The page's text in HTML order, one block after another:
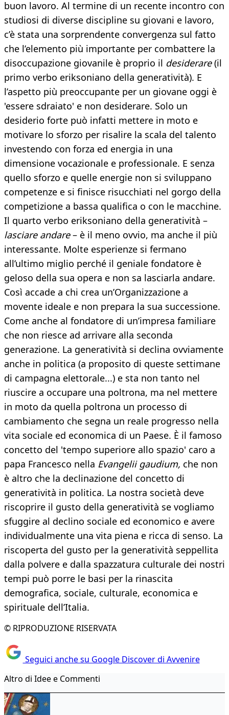
buon lavoro. Al termine di un recente incontro con
studiosi di diverse discipline su giovani e lavoro,
c’è stata una sorprendente convergenza sul fatto
che l’elemento più importante per combattere la
disoccupazione giovanile è proprio il desiderare(il
primo verbo eriksoniano della generatività). E
l’aspetto più preoccupante per un giovane oggi è
'essere sdraiato' e non desiderare. Solo un
desiderio forte può infatti mettere in moto e
motivare lo sforzo per risalire la scala del talento
investendo con forza ed energia in una
dimensione vocazionale e professionale. E senza
quello sforzo e quelle energie non si sviluppano
competenze e si finisce risucchiati nel gorgo della
competizione a bassa qualifica o con le macchine.
Il quarto verbo eriksoniano della generatività –
lasciare andare– è il meno ovvio, ma anche il più
interessante. Molte esperienze si fermano
all’ultimo miglio perché il geniale fondatore è
geloso della sua opera e non sa lasciarla andare.
Così accade a chi crea un’Organizzazione a
movente ideale e non prepara la sua successione.
Come anche al fondatore di un’impresa familiare
che non riesce ad arrivare alla seconda
generazione. La generatività si declina ovviamente
anche in politica (a proposito di queste settimane
di campagna elettorale...) e sta non tanto nel
riuscire a occupare una poltrona, ma nel mettere
in moto da quella poltrona un processo di
cambiamento che segna un reale progresso nella
vita sociale ed economica di un Paese. È il famoso
concetto del 'tempo superiore allo spazio' caro a
papa Francesco nella Evangelii gaudium, che non
è altro che la declinazione del concetto di
generatività in politica. La nostra società deve
riscoprire il gusto della generatività se vogliamo
sfuggire al declino sociale ed economico e avere
individualmente una vita piena e ricca di senso. La
riscoperta del gusto per la generatività seppellita
dalla polvere e dalla spazzatura culturale dei nostri
tempi può porre le basi per la rinascita
demografica, sociale, culturale, economica e
spirituale dell’Italia.
© RIPRODUZIONE RISERVATA
Seguici anche su Google Discover di Avvenire
Altro di Idee e Commenti